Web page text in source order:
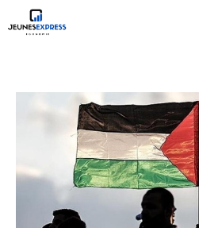
au